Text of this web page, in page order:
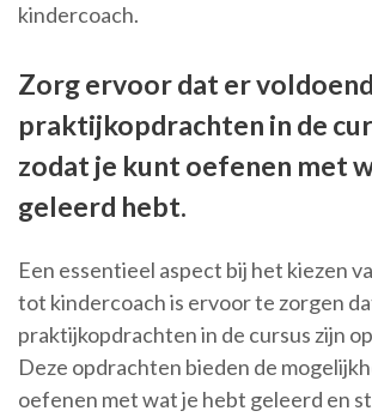
kindercoach.
Zorg ervoor dat er
praktijkopdrachten in de
zodat je kunt oefenen met
geleerd hebt.
Een essentieel aspect bij het kiezen
tot kindercoach is ervoor te zorgen
praktijkopdrachten in de cursus zijn
Deze opdrachten bieden de
oefenen met wat je hebt geleerd en